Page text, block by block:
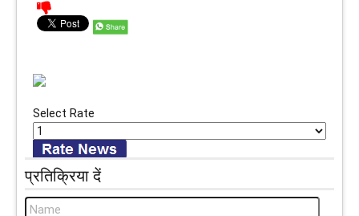
Select Rate
प्रतिक्रिया दें